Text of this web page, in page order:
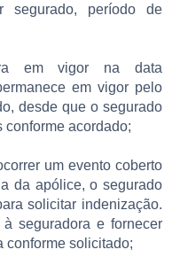
segurado, período de
em vigor na data
em vigor pelo
desde que o segurado
acordado;
um evento coberto
da apólice, o segurado
solicitar indenização.
seguradora e fornecer
conforme solicitado;